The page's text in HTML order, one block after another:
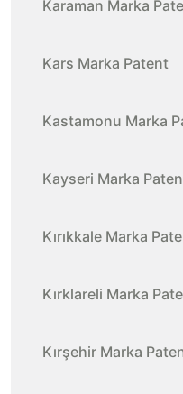
Karaman Marka
Kars Marka Patent
Kastamonu Marka
Kayseri Marka
Kırıkkale Marka
Kırklareli Marka
Kırşehir Marka